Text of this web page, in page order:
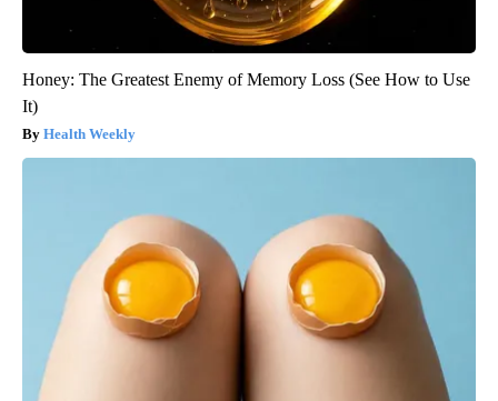
Honey: The Greatest Enemy of Memory Loss (See How to Use
It)
Health Weekly